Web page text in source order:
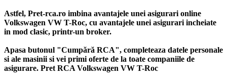
Astfel, Pret-rca.ro imbina avantajele unei asigurari online
Volkswagen VW T-Roc, cu avantajele unei asigurari incheiate
in mod clasic, printr-un broker.
Apasa butonul "Cumpără RCA", completeaza datele personale
si ale masinii si vei primi oferte de la toate companiile de
asigurare. Pret RCA Volkswagen VW T-Roc